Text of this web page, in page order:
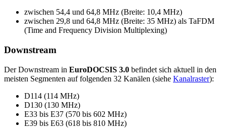
zwischen 54,4 und 64,8 MHz (Breite: 10,4 MHz)
zwischen 29,8 und 64,8 MHz (Breite: 35 MHz) als TaFDM
(Time and Frequency Division Multiplexing)
Downstream
Der Downstream in EuroDOCSIS 3.0 befindet sich aktuell in den
meisten Segmenten auf folgenden 32 Kanälen (siehe Kanalraster):
D114 (114 MHz)
D130 (130 MHz)
E33 bis E37 (570 bis 602 MHz)
E39 bis E63 (618 bis 810 MHz)